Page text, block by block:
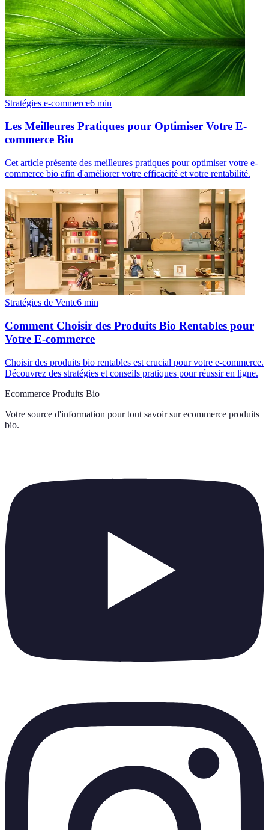
Stratégies e-commerce6 min
Les Meilleures Pratiques pour Optimiser Votre E-
commerce Bio
Cet article présente des meilleures pratiques pour optimiser votre e-
commerce bio afin d'améliorer votre efficacité et votre rentabilité.
Stratégies de Vente6 min
Comment Choisir des Produits Bio Rentables pour
Votre E-commerce
Choisir des produits bio rentables est crucial pour votre e-commerce.
Découvrez des stratégies et conseils pratiques pour réussir en ligne.
Ecommerce Produits Bio
Votre source d'information pour tout savoir sur ecommerce produits
bio.